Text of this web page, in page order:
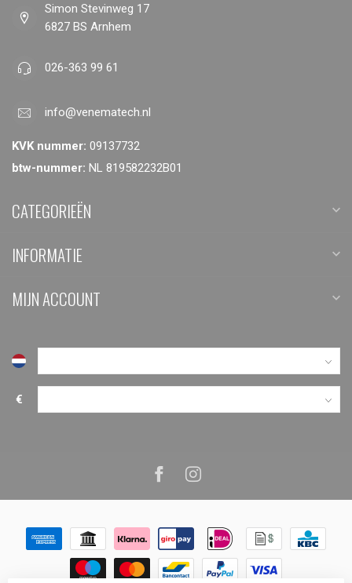
Simon Stevinweg 17
6827 BS Arnhem
026-363 99 61
info@venematech.nl
KVK nummer: 09137732
btw-nummer: NL 819582232B01
CATEGORIEËN
INFORMATIE
MIJN ACCOUNT
€